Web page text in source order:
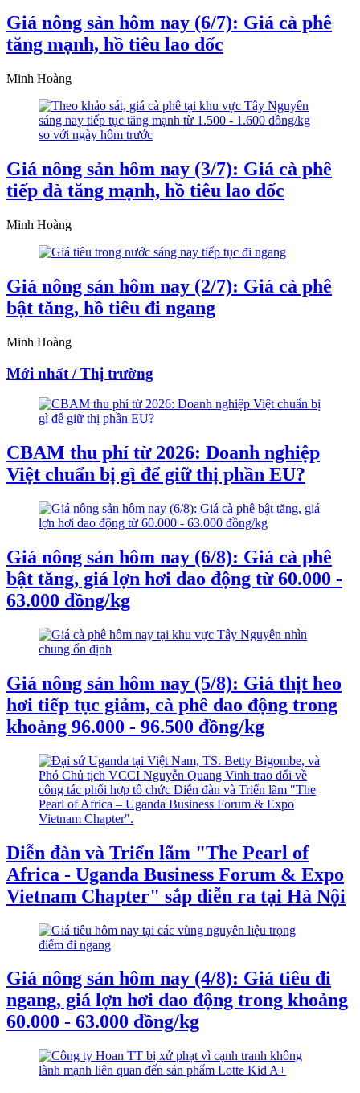
Giá nông sản hôm nay (6/7): Giá cà phê
tăng mạnh, hồ tiêu lao dốc
Minh Hoàng
Giá nông sản hôm nay (3/7): Giá cà phê
tiếp đà tăng mạnh, hồ tiêu lao dốc
Minh Hoàng
Giá nông sản hôm nay (2/7): Giá cà phê
bật tăng, hồ tiêu đi ngang
Minh Hoàng
Mới nhất / Thị trường
CBAM thu phí từ 2026: Doanh nghiệp
Việt chuẩn bị gì để giữ thị phần EU?
Giá nông sản hôm nay (6/8): Giá cà phê
bật tăng, giá lợn hơi dao động từ 60.000 -
63.000 đồng/kg
Giá nông sản hôm nay (5/8): Giá thịt heo
hơi tiếp tục giảm, cà phê dao động trong
khoảng 96.000 - 96.500 đồng/kg
Diễn đàn và Triển lãm "The Pearl of
Africa - Uganda Business Forum & Expo
Vietnam Chapter" sắp diễn ra tại Hà Nội
Giá nông sản hôm nay (4/8): Giá tiêu đi
ngang, giá lợn hơi dao động trong khoảng
60.000 - 63.000 đồng/kg